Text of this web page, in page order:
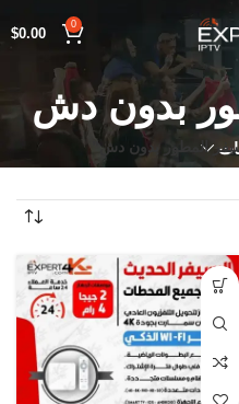
0
$0.00
بدون دش
المطور بدون دش”